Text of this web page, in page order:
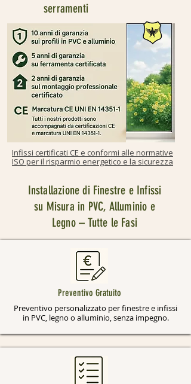
serramenti
Infissi certificati CE e conformi alle normative
ISO per il risparmio energetico e la sicurezza
Installazione di Finestre e Infissi
su Misura in PVC, Alluminio e
Legno – Tutte le Fasi
Preventivo Gratuito
Preventivo personalizzato per finestre e infissi
in PVC, legno o alluminio, senza impegno.